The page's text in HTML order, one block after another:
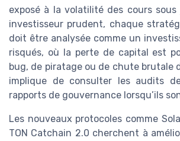
exposé à la volatilité des cours
investisseur prudent, chaque
doit être analysée comme un
risqués, où la perte de capital est
bug, de piratage ou de chute brutale
implique de consulter les audits
rapports de gouvernance lorsqu’ils
Les nouveaux protocoles comme
TON Catchain 2.0 cherchent à